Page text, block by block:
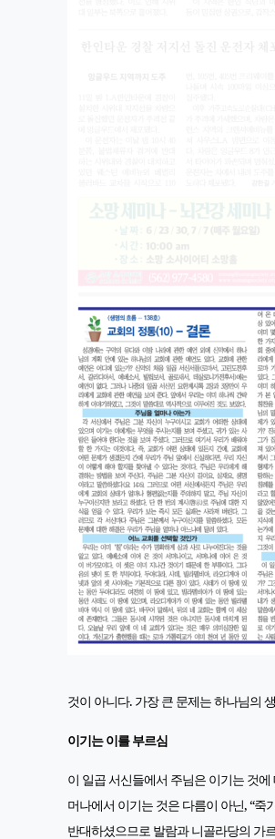
것이 아니다. 가장 큰 문제는 하나님의
이기는 이를 부르심
이 일곱 서신들에서 주님은 이기는 것
머나에서 이기는 것은 다름이 아닌, “
반대하셨으므로 발람과 니골라당의 가